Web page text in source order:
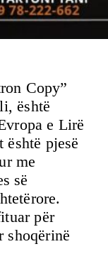
Copy”
është
e Lirë
pjesë
me
së
për
shoqërinë